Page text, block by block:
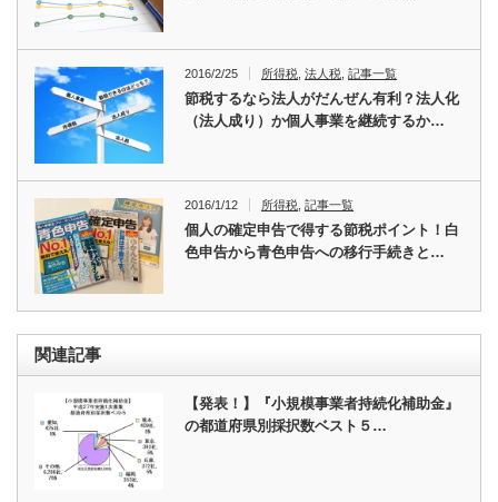
2016/2/25 所得税 ,法人税 ,記事一覧
節税するなら法人がだんぜん有利？法人化
（法人成り）か個人事業を継続するか…
2016/1/12 所得税 ,記事一覧
個人の確定申告で得する節税ポイント！白
色申告から青色申告への移行手続きと…
関連記事
【発表！】『小規模事業者持続化補助金』
の都道府県別採択数ベスト５…